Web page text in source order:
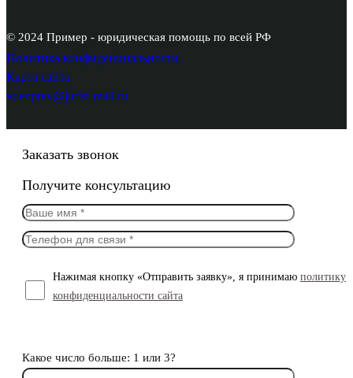
© 2024 Пример - юридическая помощь по всей РФ
Политика конфиденциальности
Карта сайта
voenprav@jurist-mail.ru
Заказать звонок
Получите консультацию
Нажимая кнопку «Отправить заявку», я принимаю политику
конфиденциальности сайта
Какое число больше: 1 или 3?